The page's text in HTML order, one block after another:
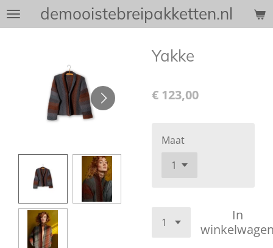
Ga
direct
hoofdinhoud
demooistebreipakketten.nl
Yakke
€ 123,00
Maat
In